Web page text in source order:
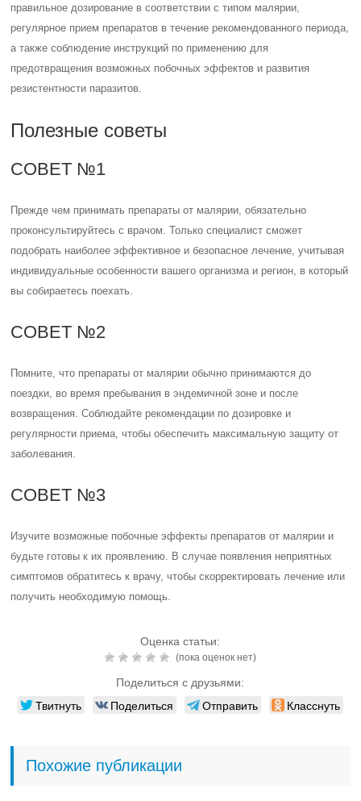
правильное дозирование в соответствии с типом малярии,
регулярное прием препаратов в течение рекомендованного периода,
а также соблюдение инструкций по применению для
предотвращения возможных побочных эффектов и развития
резистентности паразитов.
Полезные советы
СОВЕТ №1
Прежде чем принимать препараты от малярии, обязательно
проконсультируйтесь с врачом. Только специалист сможет
подобрать наиболее эффективное и безопасное лечение, учитывая
индивидуальные особенности вашего организма и регион, в который
вы собираетесь поехать.
СОВЕТ №2
Помните, что препараты от малярии обычно принимаются до
поездки, во время пребывания в эндемичной зоне и после
возвращения. Соблюдайте рекомендации по дозировке и
регулярности приема, чтобы обеспечить максимальную защиту от
заболевания.
СОВЕТ №3
Изучите возможные побочные эффекты препаратов от малярии и
будьте готовы к их проявлению. В случае появления неприятных
симптомов обратитесь к врачу, чтобы скорректировать лечение или
получить необходимую помощь.
Оценка статьи:
(пока оценок нет)
Поделиться с друзьями:
Твитнуть Поделиться Отправить Класснуть
Похожие публикации